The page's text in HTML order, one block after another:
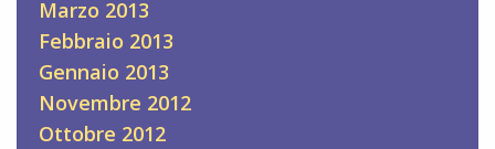
Marzo 2013
Febbraio 2013
Gennaio 2013
Novembre 2012
Ottobre 2012